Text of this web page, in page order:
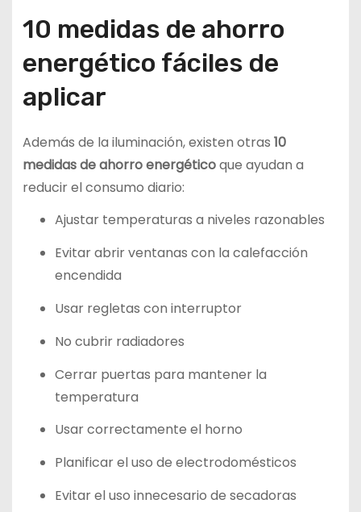
10 medidas de ahorro
energético fáciles de
aplicar
Además de la iluminación, existen otras 10
medidas de ahorro energéticoque ayudan a
reducir el consumo diario:
Ajustar temperaturas a niveles razonables
Evitar abrir ventanas con la calefacción
encendida
Usar regletas con interruptor
No cubrir radiadores
Cerrar puertas para mantener la
temperatura
Usar correctamente el horno
Planificar el uso de electrodomésticos
Evitar el uso innecesario de secadoras